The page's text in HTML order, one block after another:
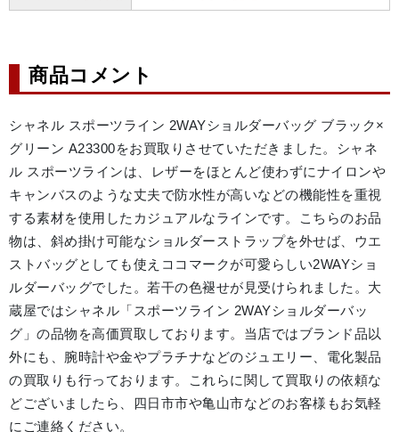
商品コメント
シャネル スポーツライン 2WAYショルダーバッグ ブラック×
グリーン A23300をお買取りさせていただきました。シャネ
ル スポーツラインは、レザーをほとんど使わずにナイロンや
キャンバスのような丈夫で防水性が高いなどの機能性を重視
する素材を使用したカジュアルなラインです。こちらのお品
物は、斜め掛け可能なショルダーストラップを外せば、ウエ
ストバッグとしても使えココマークが可愛らしい2WAYショ
ルダーバッグでした。若干の色褪せが見受けられました。大
蔵屋ではシャネル「スポーツライン 2WAYショルダーバッ
グ」の品物を高価買取しております。当店ではブランド品以
外にも、腕時計や金やプラチナなどのジュエリー、電化製品
の買取りも行っております。これらに関して買取りの依頼な
どございましたら、四日市市や亀山市などのお客様もお気軽